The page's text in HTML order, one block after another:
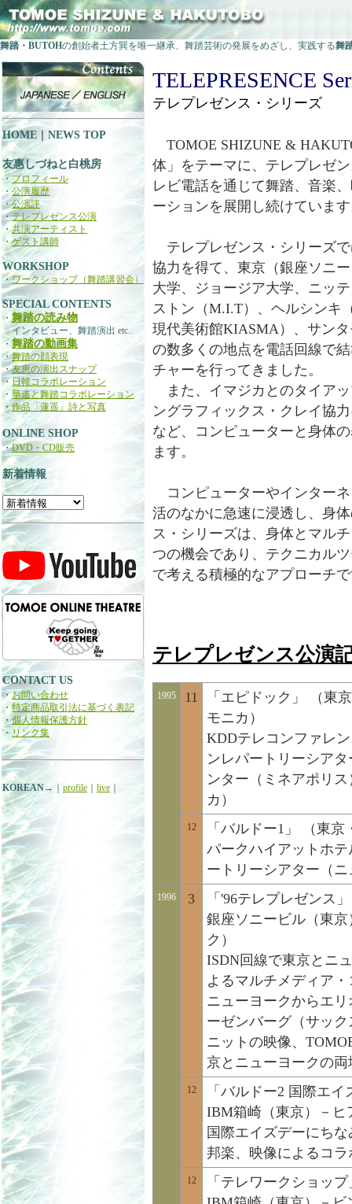
舞踏・BUTOHの創始者土方巽を唯一継承、舞踏芸術の発展をめざし、実践する舞
HOME NEWS TOP
友惠しづねと白桃房
・プロフィール
・公演履歴
・公演評
・テレプレゼンス公演
・共演アーティスト
・ゲスト講師
WORKSHOP
・ワークショップ（舞踏講習会）
SPECIAL CONTENTS
・舞踏の読み物
インタビュー、舞踏演出 etc..
・ 舞踏の動画集
・舞踏の顔表現
・友恵の演出スナップ
・日韓コラボレーション
・華道と舞踏コラボレーション
・作品「蓮遥」詩と写真
ONLINE SHOP
・DVD・CD販売
新着情報
CONTACT US
・お問い合わせ
・特定商品取引法に基づく表記
・個人情報保護方針
・ リンク集
KOREAN→｜ profile live
TELEPRESENCE
テレプレゼンス・シリーズ
TOMOE SHIZUNE &
体」をテーマに、テレプレゼ
レビ電話を通じて舞踏、音楽
ーションを展開し続けていま
テレプレゼンス・シリーズ
協力を得て、東京（銀座ソニ
大学、ジョージア大学、ニッ
ストン（M.I.T）、ヘルシンキ
現代美術館KIASMA）、サン
の数多くの地点を電話回線で
チャーを行ってきました。
また、イマジカとのタイア
ングラフィックス・クレイ協
など、コンピューターと身体
ます。
コンピューターやインター
活のなかに急速に浸透し、身
ス・シリーズは、身体とマル
つの機会であり、テクニカル
で考える積極的なアプローチ
テレプレゼンス公演
1995 11
「エピドック」 （東
モニカ）
KDDテレコンファレ
ンレパートリーシア
ンター（ミネアポリ
カ）
12
「バルドー1」 （東
パークハイアットホ
ートリーシアター（
1996 3
「'96テレプレゼンス
銀座ソニービル（東
ク）
ISDN回線で東京とニ
よるマルチメディア
ニューヨークからエ
ーゼンバーグ（サッ
ニットの映像、
京とニューヨークの
12
「バルドー2 国際エ
IBM箱崎（東京）－ヒ
国際エイズデーにち
邦楽、映像によるコ
12
「テレワークショップ